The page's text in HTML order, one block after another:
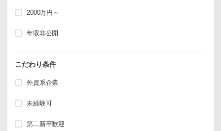
2000万円～
年収非公開
こだわり条件
外資系企業
未経験可
第二新卒歓迎